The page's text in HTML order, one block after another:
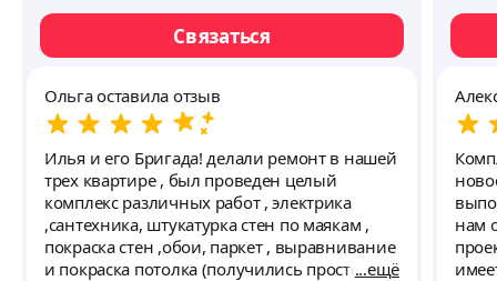
Связаться
Ольга оставила отзыв
Илья и его Бригада! делали ремонт в нашей
трех квартире , был проведен целый
комплекс различных работ , электрика
,сантехника, штукатурка стен по маякам ,
покраска стен ,обои, паркет , выравнивание
и покраска потолка (получились просто ещё
нам